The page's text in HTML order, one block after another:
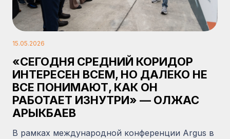
15.05.2026
«СЕГОДНЯ СРЕДНИЙ КОРИДОР
ИНТЕРЕСЕН ВСЕМ, НО ДАЛЕКО НЕ
ВСЕ ПОНИМАЮТ, КАК ОН
РАБОТАЕТ ИЗНУТРИ» — ОЛЖАС
АРЫКБАЕВ
В рамках международной конференции Argus в